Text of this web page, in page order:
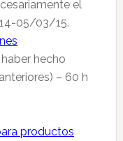
el
05/03/15.
hecho
– 60 h
productos